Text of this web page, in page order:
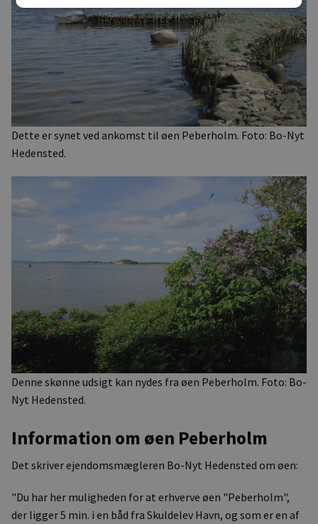
Dette er synet ved ankomst til øen Peberholm. Foto: Bo-Nyt
Hedensted.
Denne skønne udsigt kan nydes fra øen Peberholm. Foto: Bo-
Nyt Hedensted.
Information om øen Peberholm
Det skriver ejendomsmægleren Bo-Nyt Hedensted om øen:
"Du har her muligheden for at erhverve øen "Peberholm",
der ligger 5 min. i en båd fra Skuldelev Havn, og som er en af